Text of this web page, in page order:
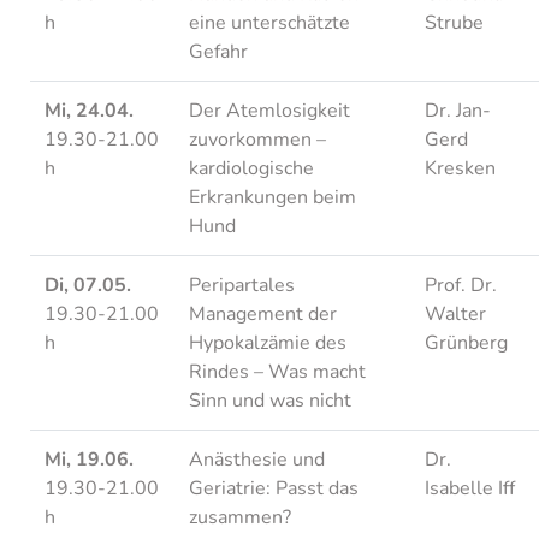
h
eine unterschätzte
Gefahr
Strube
Mi, 24.04.
19.30-21.00
h
Der Atemlosigkeit
zuvorkommen –
kardiologische
Erkrankungen beim
Hund
Dr. Jan-
Gerd
Kresken
Di, 07.05.
19.30-21.00
h
Peripartales
Management der
Hypokalzämie des
Rindes – Was macht
Sinn und was nicht
Prof. Dr.
Walter
Grünberg
Mi, 19.06.
19.30-21.00
h
Anästhesie und
Geriatrie: Passt das
zusammen?
Dr.
Isabelle Iff